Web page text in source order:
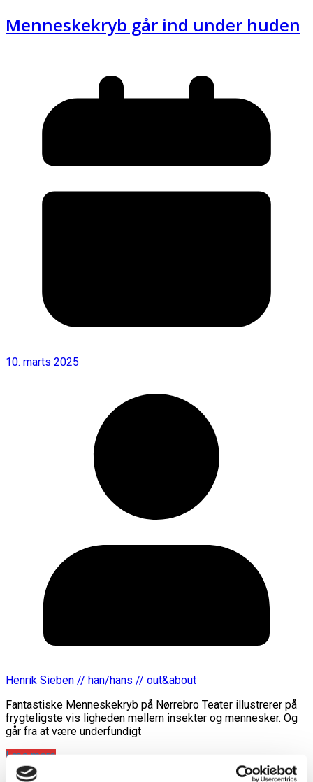
Menneskekryb går ind under huden
10. marts 2025
Henrik Sieben // han/hans // out&about
Fantastiske Menneskekryb på Nørrebro Teater illustrerer på
frygteligste vis ligheden mellem insekter og mennesker. Og
går fra at være underfundigt
Læs mere